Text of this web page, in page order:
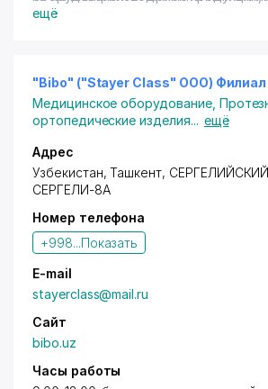
решения, применяемые в ее
ручного труда, что позволяет
обеспечить постоянную
индивидуальный подход.
ещё
"Bibo" ("Stayer Class" OOO) Филиал
Медицинское оборудование,
ортопедические изделия... ещё
Адрес
Узбекистан,Ташкент,
СЕРГЕЛИ-8А
Номер телефона
+998...Показать
E-mail
stayerclass@mail.ru
Сайт
bibo.uz
Часы работы